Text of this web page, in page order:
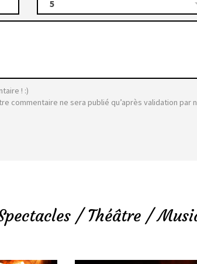
5
! :)
commentaire ne sera publié qu’après validation par
/ Théâtre /